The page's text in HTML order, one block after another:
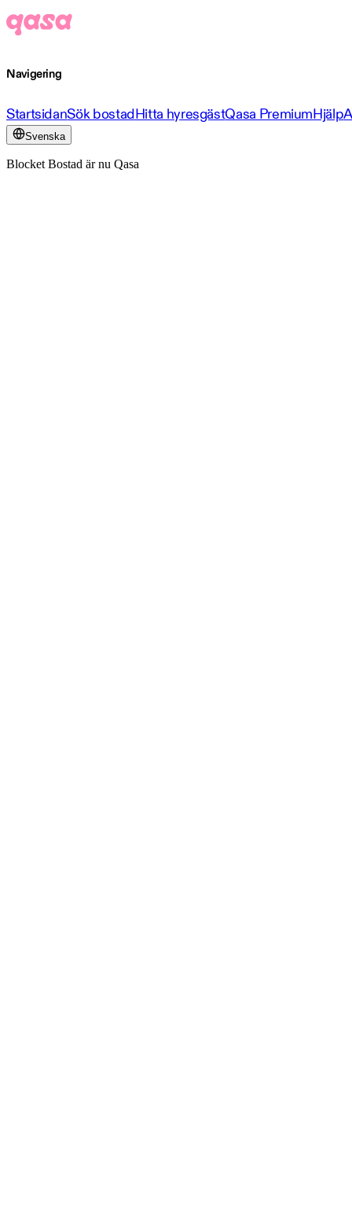
Navigering
StartsidanSök bostadHitta hyresgästQasa PremiumHjälp
Svenska
Blocket Bostad är nu Qasa